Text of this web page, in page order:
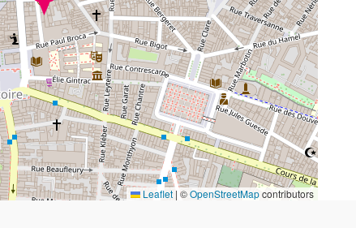
Leaflet | ©OpenStreetMapcontributors